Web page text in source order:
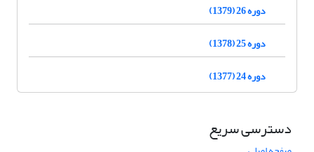
دوره 26 (1379)
دوره 25 (1378)
دوره 24 (1377)
دسترسی سریع